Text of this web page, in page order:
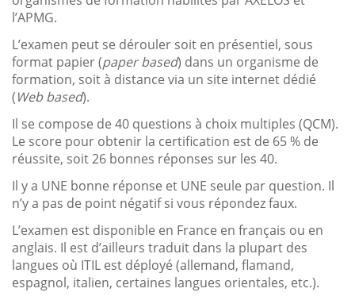
l’APMG.
L’examen peut se dérouler soit en présentiel, sous
format papier (paper based) dans un organisme de
formation, soit à distance via un site internet dédié
(Web based).
Il se compose de 40 questions à choix multiples (QCM).
Le score pour obtenir la certification est de 65 % de
réussite, soit 26 bonnes réponses sur les 40.
Il y a UNE bonne réponse et UNE seule par question. Il
n’y a pas de point négatif si vous répondez faux.
L’examen est disponible en France en français ou en
anglais. Il est d’ailleurs traduit dans la plupart des
langues où ITIL est déployé (allemand, flamand,
espagnol, italien, certaines langues orientales, etc.).